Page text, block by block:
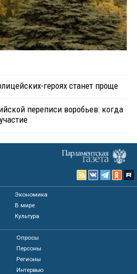
героях станет проще
переписи воробьев: когда
Экономика
В мире
Культура
Опросы
Персоны
Регионы
Интервью